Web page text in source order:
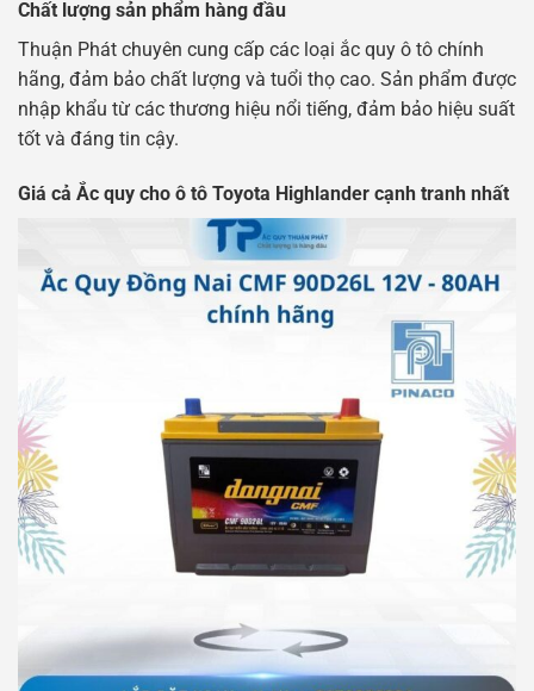
Chất lượng sản phẩm hàng đầu
Thuận Phát chuyên cung cấp các loại ắc quy ô tô chính
hãng, đảm bảo chất lượng và tuổi thọ cao. Sản phẩm được
nhập khẩu từ các thương hiệu nổi tiếng, đảm bảo hiệu suất
tốt và đáng tin cậy.
Giá cả Ắc quy cho ô tô Toyota Highlander cạnh tranh nhất